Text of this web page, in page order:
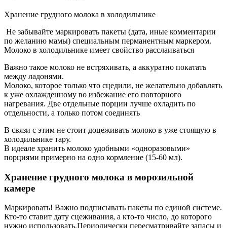
Хранение грудного молока в холодильнике
Не забывайте маркировать пакеты (дата, иные комментарии
по желанию мамы) специальным перманентным маркером.
Молоко в холодильнике имеет свойство расслаиваться
Важно такое молоко не встряхивать, а аккуратно покатать
между ладонями.
Молоко, которое только что сцедили, не желательно добавлять
к уже охлажденному во избежание его повторного
нагревания. Две отдельные порции лучше охладить по
отдельности, а только потом соединять
В связи с этим не стоит доцеживать молоко в уже стоящую в
холодильнике тару.
В идеале хранить молоко удобными «одноразовыми»
порциями примерно на одно кормление (15-60 мл).
Хранение грудного молока в морозильной
камере
Маркировать! Важно подписывать пакеты по единой системе.
Кто-то ставит дату сцеживания, а кто-то число, до которого
нужно использовать.Периодически пересматривайте запасы и